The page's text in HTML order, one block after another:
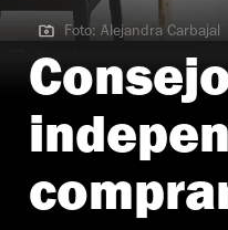
Foto: Alejandra Carbajal
Foto: Alejandra Carbajal